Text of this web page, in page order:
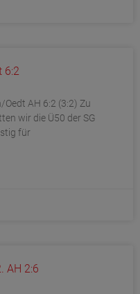
6:2
Oedt AH 6:2 (3:2) Zu
wir die Ü50 der SG
für
AH 2:6